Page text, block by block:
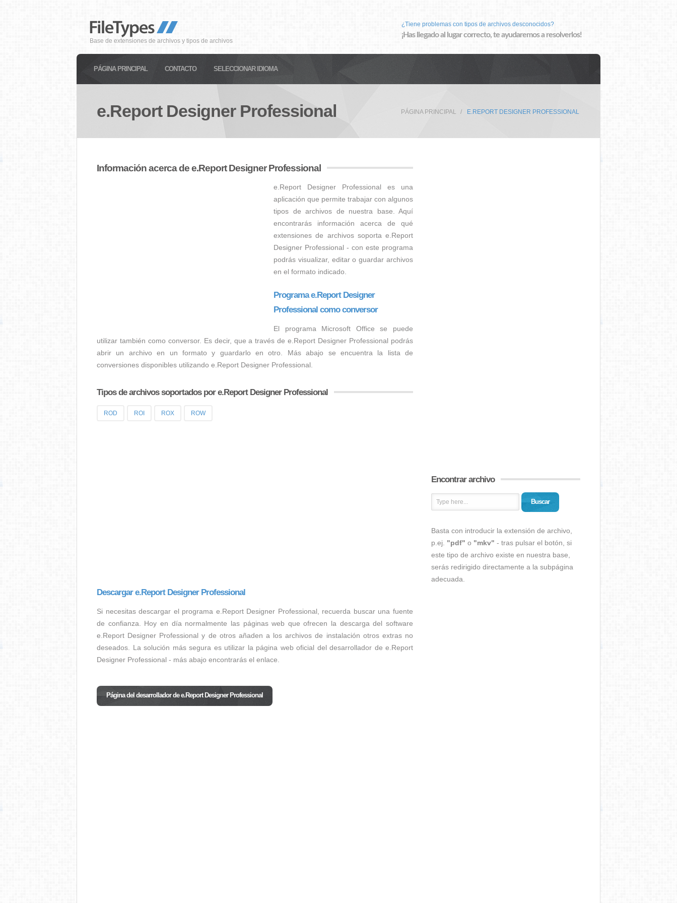
Base de extensiones de archivos y tipos de archivos
¿Tiene problemas con tipos de archivos desconocidos?
¡Has llegado al lugar correcto, te ayudaremos a resolverlos!
PÁGINA PRINCIPAL CONTACTO SELECCIONAR IDIOMA
e.Report Designer Professional PÁGINA PRINCIPAL E.REPORT DESIGNER PROFESSIONAL
Información acerca de e.Report Designer Professional
e.Report Designer Professional es una
aplicación que permite trabajar con algunos
tipos de archivos de nuestra base. Aquí
encontrarás información acerca de qué
extensiones de archivos soporta e.Report
Designer Professional - con este programa
podrás visualizar, editar o guardar archivos
en el formato indicado.
Programa e.Report Designer
Professional como conversor
El programa Microsoft Office se puede
utilizar también como conversor. Es decir, que a través de e.Report Designer Professional podrás
abrir un archivo en un formato y guardarlo en otro. Más abajo se encuentra la lista de
conversiones disponibles utilizando e.Report Designer Professional.
Tipos de archivos soportados por e.Report Designer Professional
ROD ROI ROX ROW
Descargar e.Report Designer Professional
Si necesitas descargar el programa e.Report Designer Professional, recuerda buscar una fuente
de confianza. Hoy en día normalmente las páginas web que ofrecen la descarga del software
e.Report Designer Professional y de otros añaden a los archivos de instalación otros extras no
deseados. La solución más segura es utilizar la página web oficial del desarrollador de e.Report
Designer Professional - más abajo encontrarás el enlace.
Página del desarrollador de e.Report Designer Professional
Encontrar archivo
Buscar
Basta con introducir la extensión de archivo,
p.ej. "pdf" o "mkv" - tras pulsar el botón, si
este tipo de archivo existe en nuestra base,
serás redirigido directamente a la subpágina
adecuada.